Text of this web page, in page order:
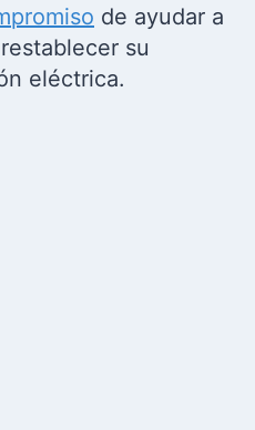
de ayudar a
su
eléctrica.